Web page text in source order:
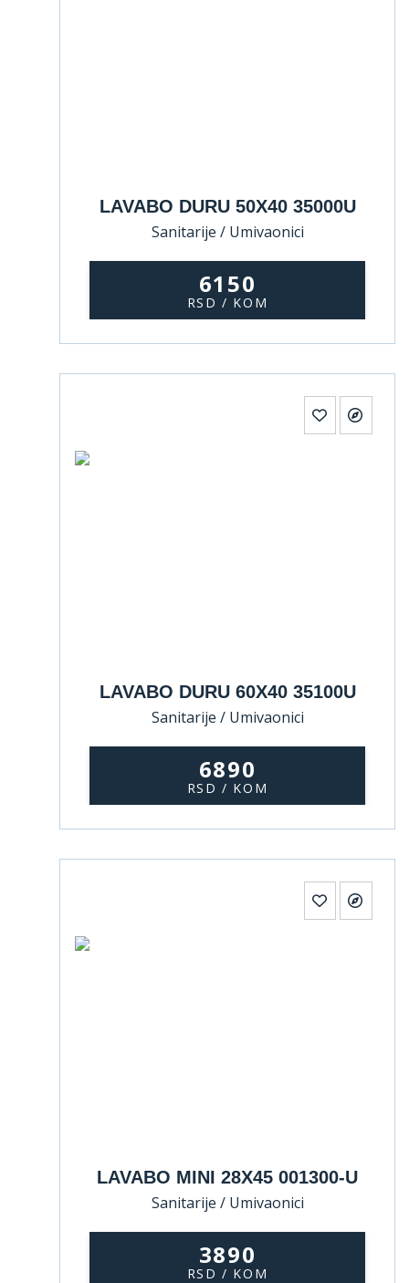
LAVABO DURU 50X40 35000U
Sanitarije / Umivaonici
6150
RSD / KOM
LAVABO DURU 60X40 35100U
Sanitarije / Umivaonici
6890
RSD / KOM
LAVABO MINI 28X45 001300-U
Sanitarije / Umivaonici
3890
RSD / KOM